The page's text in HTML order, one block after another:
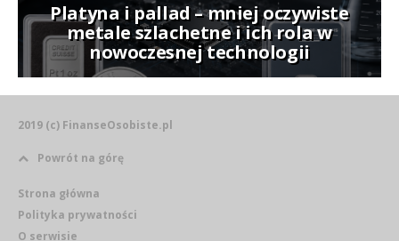
Platyna i pallad – mniej oczywiste
metale szlachetne i ich rola w
nowoczesnej technologii
2019 (c) FinanseOsobiste.pl
Powrót na górę
Strona główna
Polityka prywatności
O serwisie